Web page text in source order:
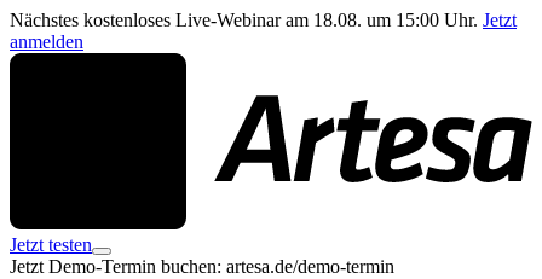
Nächstes kostenloses Live-Webinar am 18.08. um 15:00 Uhr. Jetzt
anmelden
Jetzt testen
Jetzt Demo-Termin buchen: artesa.de/demo-termin